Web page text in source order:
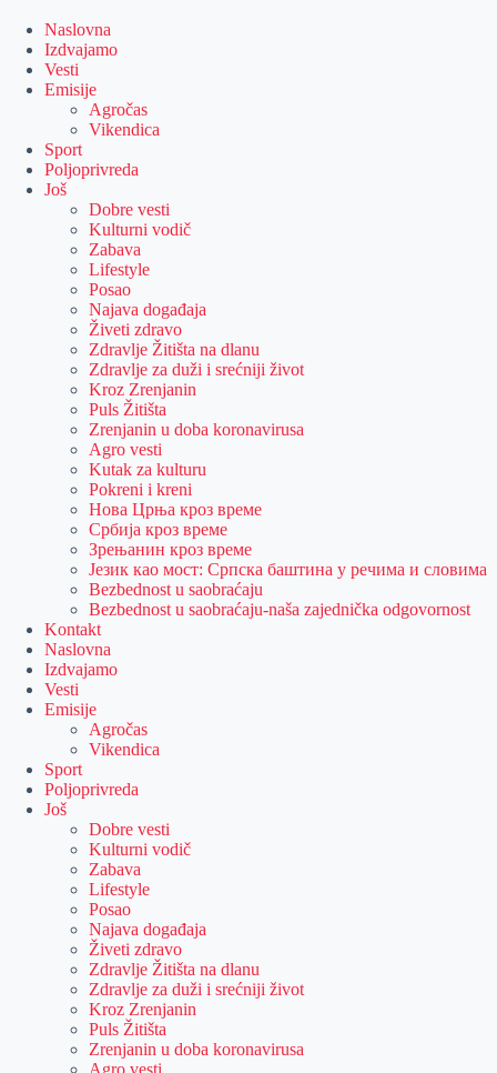
content
Naslovna
Izdvajamo
Vesti
Emisije
Agročas
Vikendica
Sport
Poljoprivreda
Još
Dobre vesti
Kulturni vodič
Zabava
Lifestyle
Posao
Najava događaja
Živeti zdravo
Zdravlje Žitišta na dlanu
Zdravlje za duži i srećniji život
Kroz Zrenjanin
Puls Žitišta
Zrenjanin u doba koronavirusa
Agro vesti
Kutak za kulturu
Pokreni i kreni
Нова Црња кроз време
Србија кроз време
Зрењанин кроз време
Језик као мост: Српска баштина у речима и словима
Bezbednost u saobraćaju
Bezbednost u saobraćaju-naša zajednička odgovornost
Kontakt
Naslovna
Izdvajamo
Vesti
Emisije
Agročas
Vikendica
Sport
Poljoprivreda
Još
Dobre vesti
Kulturni vodič
Zabava
Lifestyle
Posao
Najava događaja
Živeti zdravo
Zdravlje Žitišta na dlanu
Zdravlje za duži i srećniji život
Kroz Zrenjanin
Puls Žitišta
Zrenjanin u doba koronavirusa
Agro vesti